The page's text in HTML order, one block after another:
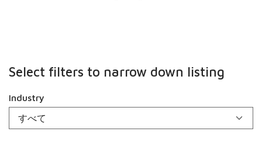
Select filters to narrow down listing
Industry